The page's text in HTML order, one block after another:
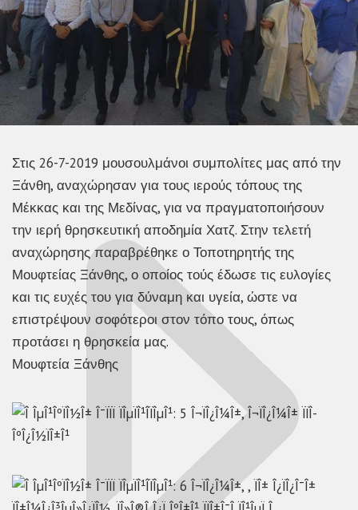
Στις 26-7-2019 μουσουλμάνοι συμπολίτες μας από την
Ξάνθη, αναχώρησαν για τους ιερούς τόπους της
Μέκκας και της Μεδίνας, για να πραγματοποιήσουν
την ιερή θρησκευτική αποδημία Χατζ. Στην τελετή
αναχώρησης παραβρέθηκε ο Τοποτηρητής της
Μουφτείας Ξάνθης, ο οποίος τούς έδωσε τις ευλογίες
και τις ευχές του για δύναμη και υγεία, ώστε να
επιστρέψουν σοφότεροι στον τόπο τους, όπως
προτάσει η θρησκεία μας.
Μουφτεία Ξάνθης